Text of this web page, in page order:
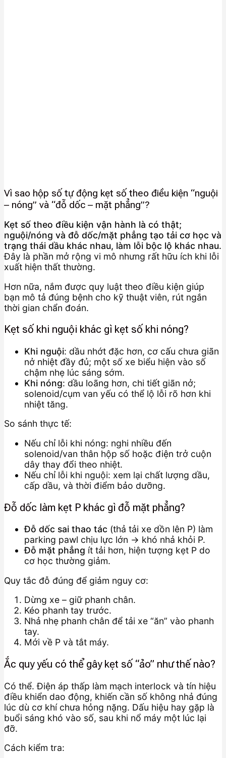
Vì sao hộp số tự động kẹt số theo điều kiện “nguội
– nóng” và “đỗ dốc – mặt phẳng”?
Kẹt số theo điều kiện vận hành là có thật;
nguội/nóng và đỗ dốc/mặt phẳng tạo tải cơ học và
trạng thái dầu khác nhau, làm lỗi bộc lộ khác nhau.
Đây là phần mở rộng vi mô nhưng rất hữu ích khi lỗi
xuất hiện thất thường.
Hơn nữa, nắm được quy luật theo điều kiện giúp
bạn mô tả đúng bệnh cho kỹ thuật viên, rút ngắn
thời gian chẩn đoán.
Kẹt số khi nguội khác gì kẹt số khi nóng?
Khi nguội: dầu nhớt đặc hơn, cơ cấu chưa giãn
nở nhiệt đầy đủ; một số xe biểu hiện vào số
chậm nhẹ lúc sáng sớm.
Khi nóng: dầu loãng hơn, chi tiết giãn nở;
solenoid/cụm van yếu có thể lộ lỗi rõ hơn khi
nhiệt tăng.
So sánh thực tế:
Nếu chỉ lỗi khi nóng: nghi nhiều đến
solenoid/van thân hộp số hoặc điện trở cuộn
dây thay đổi theo nhiệt.
Nếu chỉ lỗi khi nguội: xem lại chất lượng dầu,
cấp dầu, và thời điểm bảo dưỡng.
Đỗ dốc làm kẹt P khác gì đỗ mặt phẳng?
Đỗ dốc sai thao tác (thả tải xe dồn lên P) làm
parking pawl chịu lực lớn → khó nhả khỏi P.
Đỗ mặt phẳng ít tải hơn, hiện tượng kẹt P do
cơ học thường giảm.
Quy tắc đỗ đúng để giảm nguy cơ:
Dừng xe – giữ phanh chân.
Kéo phanh tay trước.
Nhả nhẹ phanh chân để tải xe “ăn” vào phanh
tay.
Mới về P và tắt máy.
Ắc quy yếu có thể gây kẹt số “ảo” như thế nào?
Có thể. Điện áp thấp làm mạch interlock và tín hiệu
điều khiển dao động, khiến cần số không nhả đúng
lúc dù cơ khí chưa hỏng nặng. Dấu hiệu hay gặp là
buổi sáng khó vào số, sau khi nổ máy một lúc lại
đỡ.
Cách kiểm tra: